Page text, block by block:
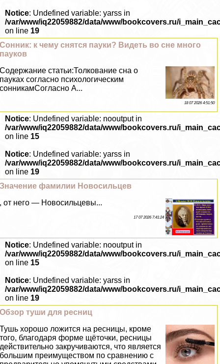
Notice: Undefined variable: yarss in
/var/www/iq22059882/data/www/bookcovers.ru/
on line 19
Сонник: к чему снятся пауки? Видеть во сне много
пауков
Содержание статьи:Толкование сна о
пауках согласно психологическим
сонникамСогласно А...
18 07 2026 4:51:50
Notice: Undefined variable: nooutput in
/var/www/iq22059882/data/www/bookcovers.ru/
on line 15
Notice: Undefined variable: yarss in
/var/www/iq22059882/data/www/bookcovers.ru/
on line 19
Значение фамилии Новосильцев
, от него — Новосильцевы...
17 07 2026 7:41:24
Notice: Undefined variable: nooutput in
/var/www/iq22059882/data/www/bookcovers.ru/
on line 15
Notice: Undefined variable: yarss in
/var/www/iq22059882/data/www/bookcovers.ru/
on line 19
Обзор туши для ресниц
Тушь хорошо ложится на ресницы, кроме
того, благодаря форме щёточки, ресницы
действительно закручиваются, что является
большим преимуществом по сравнению с